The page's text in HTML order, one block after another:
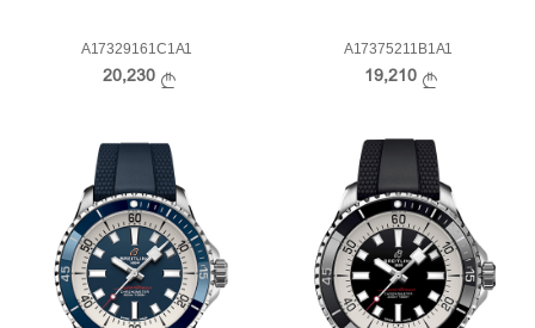
A17329161C1A1
20,230
A17375211B1A1
19,210